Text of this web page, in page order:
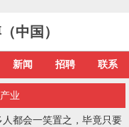
中国）
新闻 招聘 联系
业
都会一笑置之，毕竟只要